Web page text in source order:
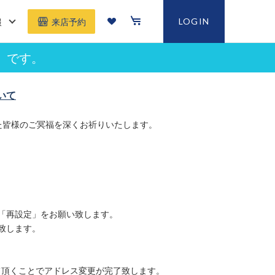
来店予約 LOGIN
す。
て
様のご冥福を深くお祈りいたします。
設定」をお願い致します。
ます。
ことでアドレス変更が完了致します。